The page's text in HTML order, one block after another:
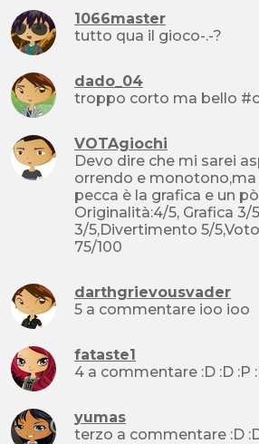
1066master
tutto qua il gioco-.-?
dado_04
troppo corto ma bello
VOTAgiochi
Devo dire che mi sarei
orrendo e monotono,ma
pecca è la grafica e un
Originalità:4/5, Grafica 3/
3/5,Divertimento 5/
75/100
darthgrievousvader
5 a commentare ioo ioo
fataste1
4 a
yumas